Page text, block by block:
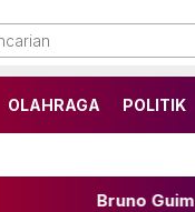
OLAHRAGA POLITIK
Bruno Guimaraes